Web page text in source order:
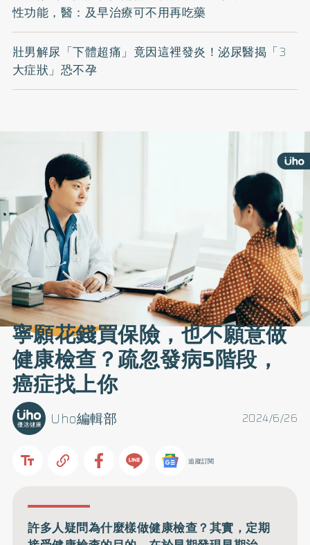
性功能，醫：及早治療可不用再吃藥
壯男解尿「下體超痛」竟因這裡發炎！泌尿醫揭「3
大症狀」恐不孕
寧願花錢買保險，也不願意做
健康檢查？疏忽發病5階段，
癌症找上你
2024/6/26
Uho編輯部
追蹤訂閱
許多人疑問為什麼樣做健康檢查？其實，定期